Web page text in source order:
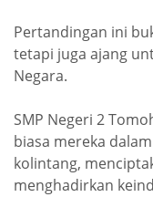
Pertandingan ini
tetapi juga ajang
Negara.
SMP Negeri 2
biasa mereka
kolintang,
menghadirkan